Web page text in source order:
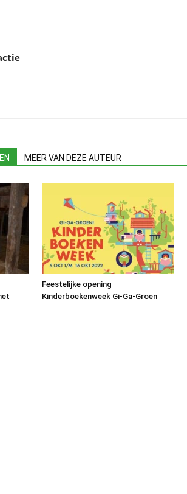
MEER VAN DEZE AUTEUR
Feestelijke opening
Kinderboekenweek Gi-Ga-Groen